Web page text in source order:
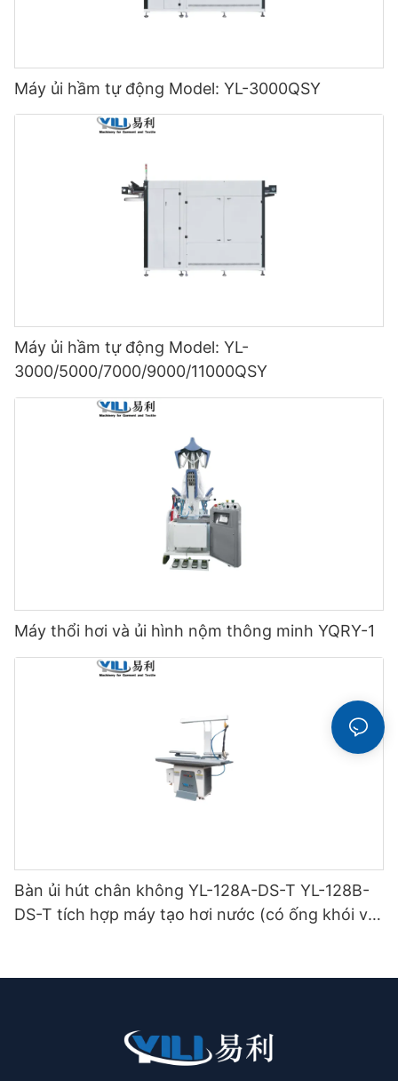
Máy ủi hầm tự động Model: YL-3000QSY
Máy ủi hầm tự động Model: YL-
3000/5000/7000/9000/11000QSY
Máy thổi hơi và ủi hình nộm thông minh YQRY-1
Bàn ủi hút chân không YL-128A-DS-T YL-128B-
DS-T tích hợp máy tạo hơi nước (có ống khói và